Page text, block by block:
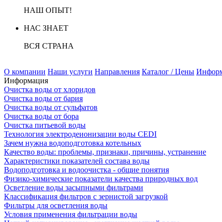
НАШ ОПЫТ!
НАС ЗНАЕТ
ВСЯ СТРАНА
О компании Наши услуги Направления Каталог / Цены
Информация
Очистка воды от хлоридов
Очистка воды от бария
Очистка воды от сульфатов
Очистка воды от бора
Очистка питьевой воды
Технология электродеионизации воды CEDI
Зачем нужна водоподготовка котельных
Качество воды: проблемы, признаки, причины, устранение
Характеристики показателей состава воды
Водоподготовка и водоочистка - общие понятия
Физико-химические показатели качества природных вод
Осветление воды засыпными фильтрами
Классификация фильтров с зернистой загрузкой
Фильтры для осветления воды
Условия применения фильтрации воды